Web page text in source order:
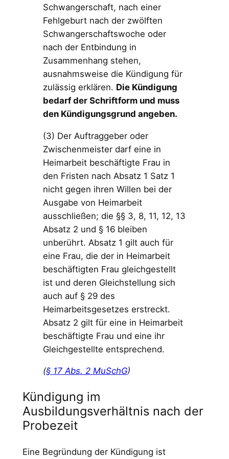
Schwangerschaft, nach einer
Fehlgeburt nach der zwölften
Schwangerschaftswoche oder
nach der Entbindung in
Zusammenhang stehen,
ausnahmsweise die Kündigung für
zulässig erklären. Die Kündigung
bedarf der Schriftform und muss
den Kündigungsgrund angeben.
(3) Der Auftraggeber oder
Zwischenmeister darf eine in
Heimarbeit beschäftigte Frau in
den Fristen nach Absatz 1 Satz 1
nicht gegen ihren Willen bei der
Ausgabe von Heimarbeit
ausschließen; die §§ 3, 8, 11, 12, 13
Absatz 2 und § 16 bleiben
unberührt. Absatz 1 gilt auch für
eine Frau, die der in Heimarbeit
beschäftigten Frau gleichgestellt
ist und deren Gleichstellung sich
auch auf § 29 des
Heimarbeitsgesetzes erstreckt.
Absatz 2 gilt für eine in Heimarbeit
beschäftigte Frau und eine ihr
Gleichgestellte entsprechend.
(§ 17 Abs. 2 MuSchG)
Kündigung im
Ausbildungsverhältnis nach der
Probezeit
Eine Begründung der Kündigung ist